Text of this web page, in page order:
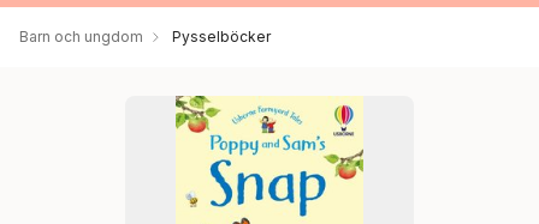
Barn och ungdom Pysselböcker